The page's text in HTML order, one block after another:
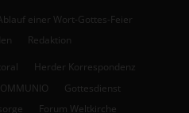
einer Wort-Gottes-Feier
Redaktion
Herder Korrespondenz
Gottesdienst
Forum Weltkirche